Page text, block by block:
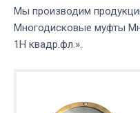
Мы производим
Многодисковые муфты
1Н квадр.фл.».